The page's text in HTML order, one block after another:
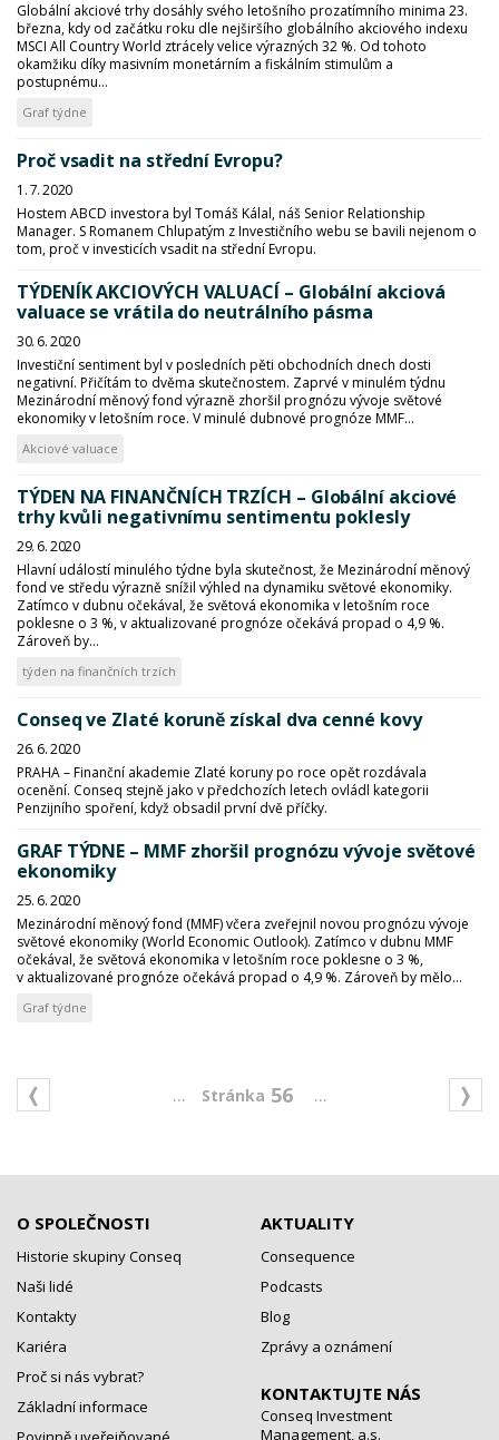
Globální akciové trhy dosáhly svého letošního prozatímního minima 23.
března, kdy od začátku roku dle nejširšího globálního akciového indexu
MSCI All Country World ztrácely velice výrazných 32 %. Od tohoto
okamžiku díky masivním monetárním a fiskálním stimulům a
postupnému...
Graf týdne
Proč vsadit na střední Evropu?
1. 7. 2020
Hostem ABCD investora byl Tomáš Kálal, náš Senior Relationship
Manager. S Romanem Chlupatým z Investičního webu se bavili nejenom o
tom, proč v investicích vsadit na střední Evropu.
TÝDENÍK AKCIOVÝCH VALUACÍ – Globální akciová
valuace se vrátila do neutrálního pásma
30. 6. 2020
Investiční sentiment byl v posledních pěti obchodních dnech dosti
negativní. Přičítám to dvěma skutečnostem. Zaprvé v minulém týdnu
Mezinárodní měnový fond výrazně zhoršil prognózu vývoje světové
ekonomiky v letošním roce. V minulé dubnové prognóze MMF...
Akciové valuace
TÝDEN NA FINANČNÍCH TRZÍCH – Globální akciové
trhy kvůli negativnímu sentimentu poklesly
29. 6. 2020
Hlavní událostí minulého týdne byla skutečnost, že Mezinárodní měnový
fond ve středu výrazně snížil výhled na dynamiku světové ekonomiky.
Zatímco v dubnu očekával, že světová ekonomika v letošním roce
poklesne o 3 %, v aktualizované prognóze očekává propad o 4,9 %.
Zároveň by...
týden na finančních trzích
Conseq ve Zlaté koruně získal dva cenné kovy
26. 6. 2020
PRAHA – Finanční akademie Zlaté koruny po roce opět rozdávala
ocenění. Conseq stejně jako v předchozích letech ovládl kategorii
Penzijního spoření, když obsadil první dvě příčky.
GRAF TÝDNE – MMF zhoršil prognózu vývoje světové
ekonomiky
25. 6. 2020
Mezinárodní měnový fond (MMF) včera zveřejnil novou prognózu vývoje
světové ekonomiky (World Economic Outlook). Zatímco v dubnu MMF
očekával, že světová ekonomika v letošním roce poklesne o 3 %,
v aktualizované prognóze očekává propad o 4,9 %. Zároveň by mělo...
Graf týdne
... 56 ...
O SPOLEČNOSTI
Historie skupiny Conseq
Naši lidé
Kontakty
Kariéra
Proč si nás vybrat?
Základní informace
AKTUALITY
Consequence
Podcasts
Blog
Zprávy a oznámení
KONTAKTUJTE NÁS
Conseq Investment
Management, a.s.